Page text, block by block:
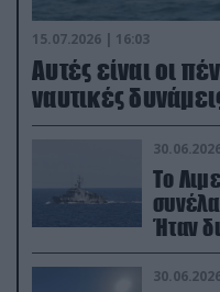
15.07.2026 | 16:03
Aυτές είναι οι
ναυτικές
Το
Ήταν